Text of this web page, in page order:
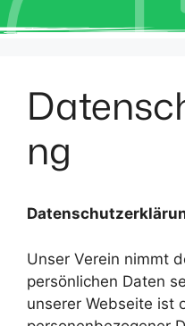
ng
Unser Verein nimmt
persönlichen Daten
unserer Webseite ist